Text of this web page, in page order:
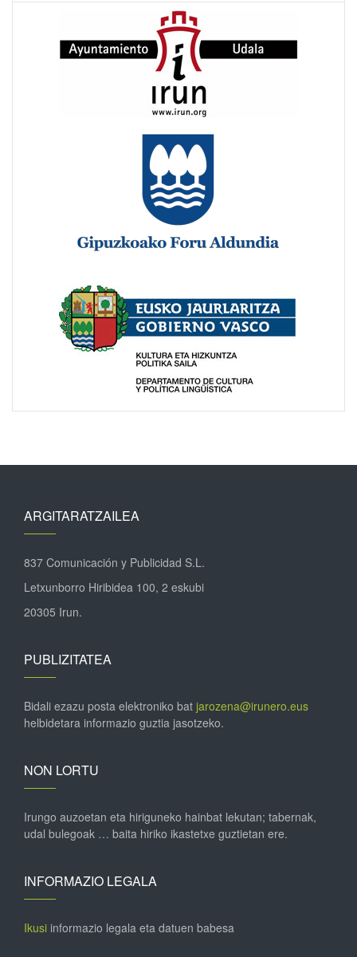
ARGITARATZAILEA
837 Comunicación y Publicidad S.L.
Letxunborro Hiribidea 100, 2 eskubi
20305 Irun.
PUBLIZITATEA
Bidali ezazu posta elektroniko bat jarozena@irunero.eus
helbidetara informazio guztia jasotzeko.
NON LORTU
Irungo auzoetan eta hiriguneko hainbat lekutan; tabernak,
udal bulegoak … baita hiriko ikastetxe guztietan ere.
INFORMAZIO LEGALA
Ikusi informazio legala eta datuen babesa